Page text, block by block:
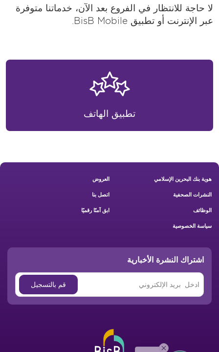
لا حاجة للانتظار في الفروع بعد الآن، خدماتنا متوفرة
عبر الإنترنت أو تطبيق BisB Mobile.
تطبيق الهاتف
Footer New
هوية بنك البحرين الإسلامي العروض
النشرات الصحفية اتصل بنا
الوظائف ابق آمنًا رقميًا
سياسة الخصوصية
اشتراك النشرة الأخبارية